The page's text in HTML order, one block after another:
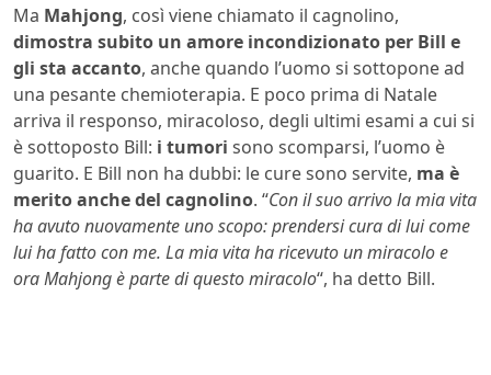
Ma Mahjong, così viene chiamato il cagnolino,
dimostra subito un amore incondizionato per Bill e
gli sta accanto, anche quando l’uomo si sottopone ad
una pesante chemioterapia. E poco prima di Natale
arriva il responso, miracoloso, degli ultimi esami a cui si
è sottoposto Bill: i tumori sono scomparsi, l’uomo è
guarito. E Bill non ha dubbi: le cure sono servite, ma è
merito anche del cagnolino. “Con il suo arrivo la mia vita
ha avuto nuovamente uno scopo: prendersi cura di lui come
lui ha fatto con me. La mia vita ha ricevuto un miracolo e
ora Mahjong è parte di questo miracolo“, ha detto Bill.